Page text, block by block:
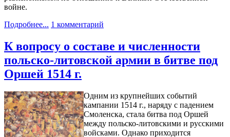
войне.
Подробнее... 1 комментарий
К вопросу о составе и численности
польско-литовской армии в битве под
Оршей 1514 г.
Одним из крупнейших событий
кампании 1514 г., наряду с падением
Смоленска, стала битва под Оршей
между польско-литовскими и русскими
войсками. Однако приходится